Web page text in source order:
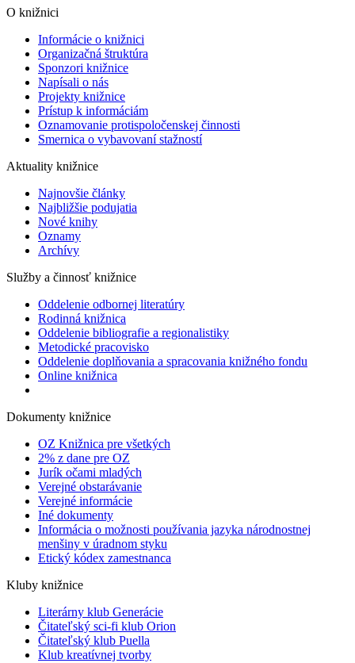
O knižnici
Informácie o knižnici
Organizačná štruktúra
Sponzori knižnice
Napísali o nás
Projekty knižnice
Prístup k informáciám
Oznamovanie protispoločenskej činnosti
Smernica o vybavovaní stažností
Aktuality knižnice
Najnovšie články
Najbližšie podujatia
Nové knihy
Oznamy
Archívy
Služby a činnosť knižnice
Oddelenie odbornej literatúry
Rodinná knižnica
Oddelenie bibliografie a regionalistiky
Metodické pracovisko
Oddelenie doplňovania a spracovania knižného fondu
Online knižnica
Dokumenty knižnice
OZ Knižnica pre všetkých
2% z dane pre OZ
Jurík očami mladých
Verejné obstarávanie
Verejné informácie
Iné dokumenty
Informácia o možnosti používania jazyka národnostnej
menšiny v úradnom styku
Etický kódex zamestnanca
Kluby knižnice
Literárny klub Generácie
Čitateľský sci-fi klub Orion
Čitateľský klub Puella
Klub kreatívnej tvorby